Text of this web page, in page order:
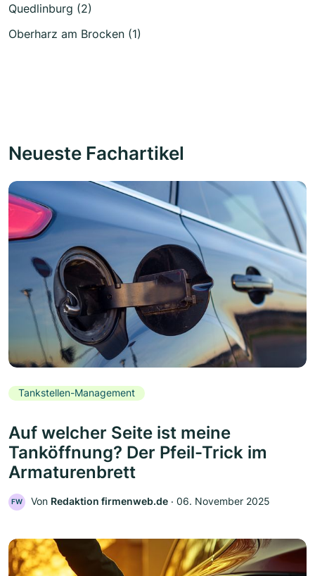
Quedlinburg (2)
Oberharz am Brocken (1)
Neueste Fachartikel
Tankstellen-Management
Auf welcher Seite ist meine
Tanköffnung? Der Pfeil-Trick im
Armaturenbrett
FW Von Redaktion firmenweb.de ‧ 06. November 2025